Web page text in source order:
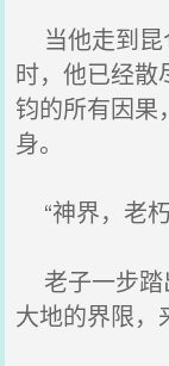
当他走到昆
时，他已经散
钧的所有因果
身。
“神界，老
老子一步踏
大地的界限，